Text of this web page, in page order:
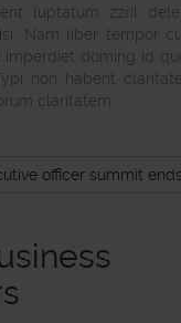
luptatum zzril
Nam liber tempor
imperdiet doming id
non habent
claritatem.
officer summit